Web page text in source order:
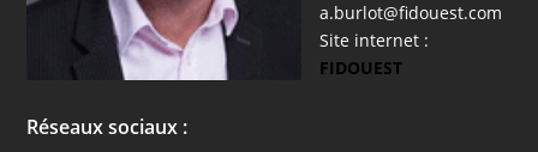
a.burlot@fidouest.com
Site internet :
FIDOUEST
Réseaux sociaux :